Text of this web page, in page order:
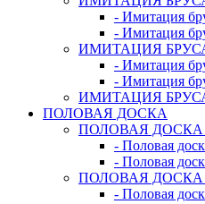
- Имитация
- Имитация
ИМИТАЦИЯ
- Имитация
- Имитация
ИМИТАЦИЯ
ПОЛОВАЯ ДОСКА
ПОЛОВАЯ ДОСКА
- Половая
- Половая
ПОЛОВАЯ ДОСКА
- Половая